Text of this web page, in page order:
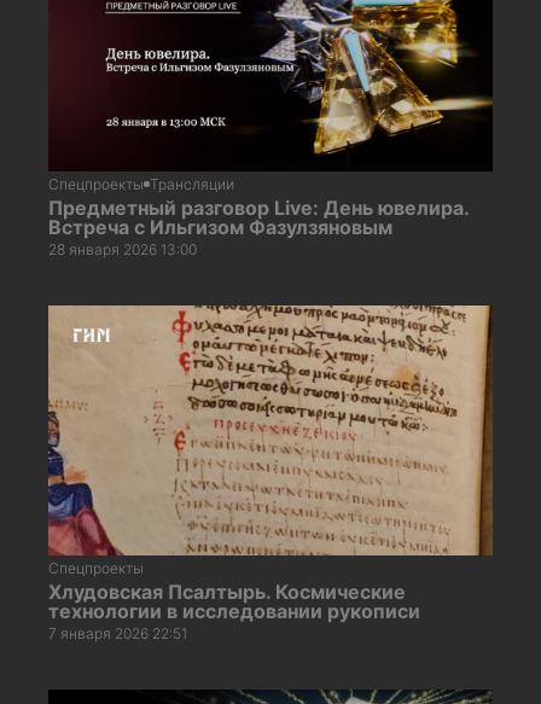
Спецпроекты Трансляции
Предметный разговор Live: День ювелира.
Встреча с Ильгизом Фазулзяновым
28 января 2026 13:00
Спецпроекты
Хлудовская Псалтырь. Космические
технологии в исследовании рукописи
7 января 2026 22:51